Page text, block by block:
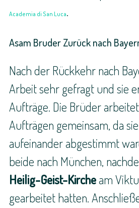
Academia di San Luca.
Asam Bruder Zurück nach
Nach der Rückkehr nach
Arbeit sehr gefragt und sie
Aufträge. Die Brüder
Aufträgen gemeinsam, da
aufeinander abgestimmt
beide nach München,
Heilig-Geist-Kircheam
gearbeitet hatten.